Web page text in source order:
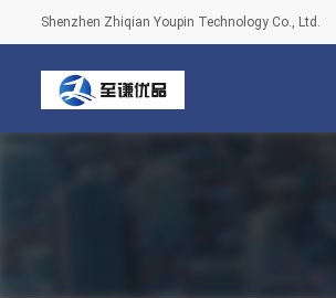
Shenzhen Zhiqian Youpin Technology Co., Ltd.